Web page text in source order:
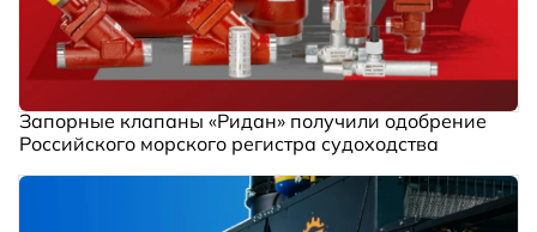
Запорные клапаны «Ридан» получили одобрение
Российского морского регистра судоходства